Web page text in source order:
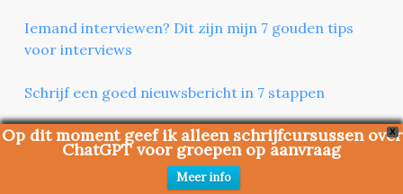
Iemand interviewen? Dit zijn mijn 7 gouden tips
voor interviews
Schrijf een goed nieuwsbericht in 7 stappen
Schrijf een persbericht dat wél wordt gelezen
Schrijf een goed achtergrondartikel met de
X
Op dit moment geef ik alleen schrijfcursussen over
ChatGPT voor groepen op aanvraag
Meer info